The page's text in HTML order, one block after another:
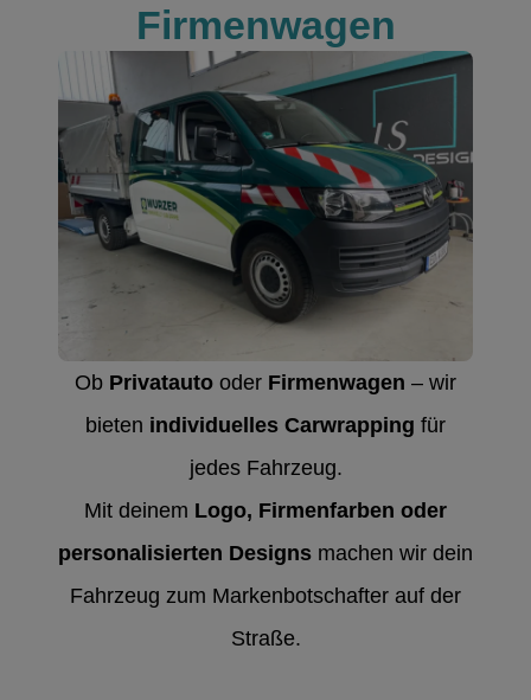
Firmenwagen
Ob Privatauto oder Firmenwagen – wir
bieten individuelles Carwrapping für
jedes Fahrzeug.
Mit deinem Logo, Firmenfarben oder
personalisierten Designs machen wir dein
Fahrzeug zum Markenbotschafter auf der
Straße.